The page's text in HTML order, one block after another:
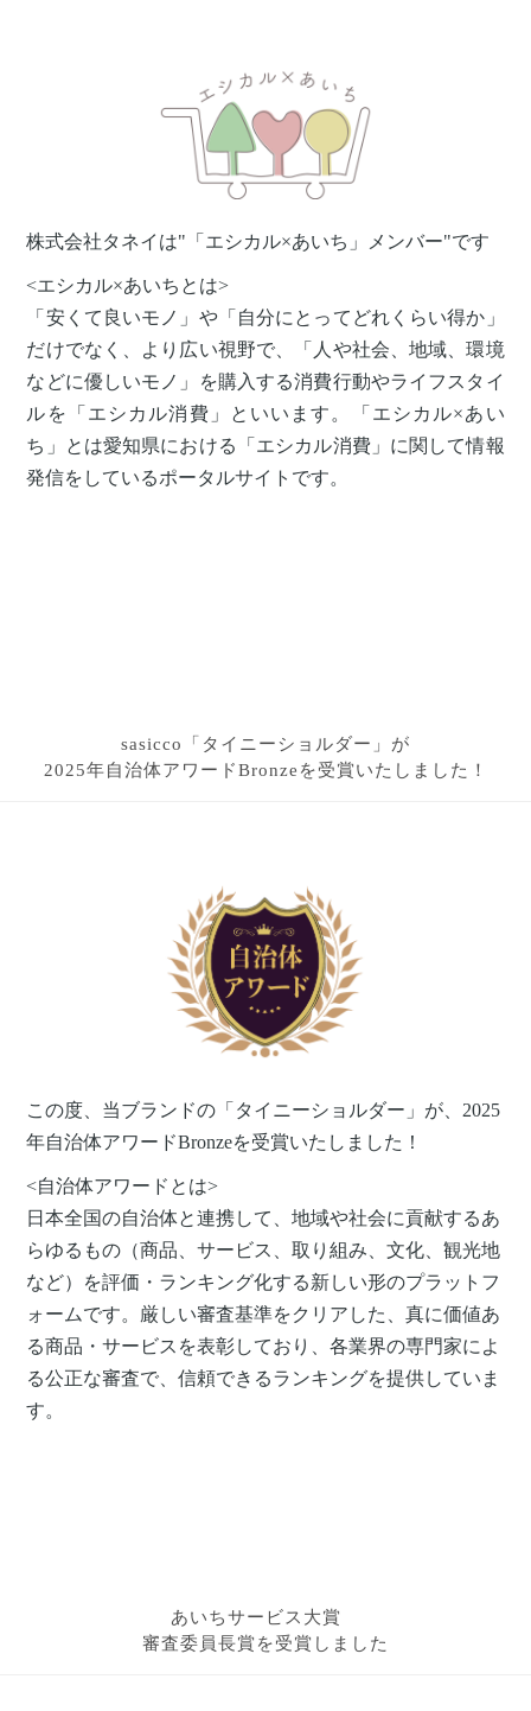
株式会社タネイは"「エシカル×あいち」メンバー"です
<エシカル×あいちとは>
「安くて良いモノ」や「自分にとってどれくらい得か」
だけでなく、より広い視野で、「人や社会、地域、環境
などに優しいモノ」を購入する消費行動やライフスタイ
ルを「エシカル消費」といいます。「エシカル×あい
ち」とは愛知県における「エシカル消費」に関して情報
発信をしているポータルサイトです。
sasicco「タイニーショルダー」が
2025年自治体アワードBronzeを受賞いたしました！
この度、当ブランドの「タイニーショルダー」が、2025
年自治体アワードBronzeを受賞いたしました！
<自治体アワードとは>
日本全国の自治体と連携して、地域や社会に貢献するあ
らゆるもの（商品、サービス、取り組み、文化、観光地
など）を評価・ランキング化する新しい形のプラットフ
ォームです。厳しい​審査基準を​クリアした、真に​価値あ
る​商品・サービスを​表彰しており、各業界の​専門家に​よ
る​公正な​審査で、信頼できるランキングを​提供していま
す。
あいちサービス大賞
審査委員長賞を受賞しました